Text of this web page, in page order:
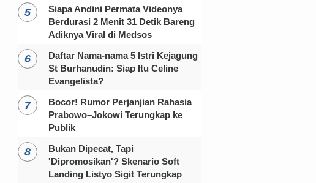
Siapa Andini Permata Videonya
Berdurasi 2 Menit 31 Detik Bareng
Adiknya Viral di Medsos
Daftar Nama-nama 5 Istri Kejagung
St Burhanudin: Siap Itu Celine
Evangelista?
Bocor! Rumor Perjanjian Rahasia
Prabowo–Jokowi Terungkap ke
Publik
Bukan Dipecat, Tapi
'Dipromosikan'? Skenario Soft
Landing Listyo Sigit Terungkap